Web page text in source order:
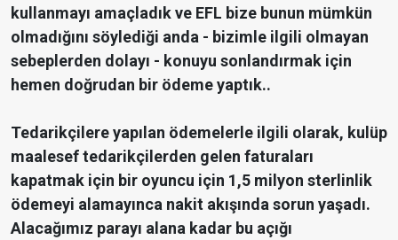
kullanmayı amaçladık ve EFL bize bunun mümkün
olmadığını söylediği anda - bizimle ilgili olmayan
sebeplerden dolayı - konuyu sonlandırmak için
hemen doğrudan bir ödeme yaptık..
Tedarikçilere yapılan ödemelerle ilgili olarak, kulüp
maalesef tedarikçilerden gelen faturaları
kapatmak için bir oyuncu için 1,5 milyon sterlinlik
ödemeyi alamayınca nakit akışında sorun yaşadı.
Alacağımız parayı alana kadar bu açığı